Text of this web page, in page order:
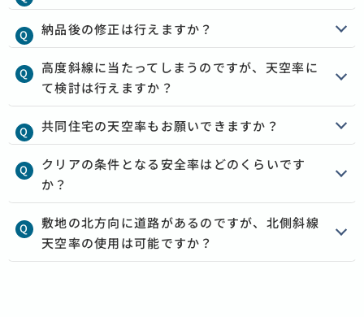
納品後の修正は行えますか？
高度斜線に当たってしまうのですが、天空率に
て検討は行えますか？
共同住宅の天空率もお願いできますか？
クリアの条件となる安全率はどのくらいです
か？
敷地の北方向に道路があるのですが、北側斜線
天空率の使用は可能ですか？